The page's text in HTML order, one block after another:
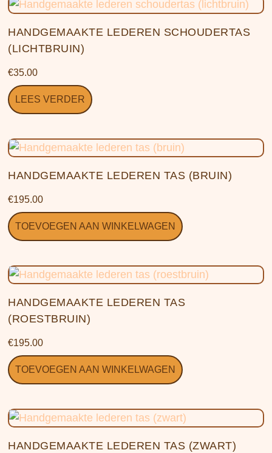
HANDGEMAAKTE LEDEREN SCHOUDERTAS
(LICHTBRUIN)
€35.00
LEES VERDER
HANDGEMAAKTE LEDEREN TAS (BRUIN)
€195.00
TOEVOEGEN AAN WINKELWAGEN
HANDGEMAAKTE LEDEREN TAS
(ROESTBRUIN)
€195.00
TOEVOEGEN AAN WINKELWAGEN
HANDGEMAAKTE LEDEREN TAS (ZWART)